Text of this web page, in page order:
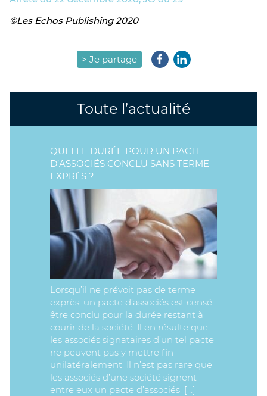
©Les Echos Publishing 2020
> Je partage
Toute l’actualité
QUELLE DURÉE POUR UN PACTE
D’ASSOCIÉS CONCLU SANS TERME
EXPRÈS ?
Lorsqu’il ne prévoit pas de terme
exprès, un pacte d’associés est censé
être conclu pour la durée restant à
courir de la société. Il en résulte que
les associés signataires d’un tel pacte
ne peuvent pas y mettre fin
unilatéralement. Il n’est pas rare que
les associés d’une société signent
entre eux un pacte d’associés. […]